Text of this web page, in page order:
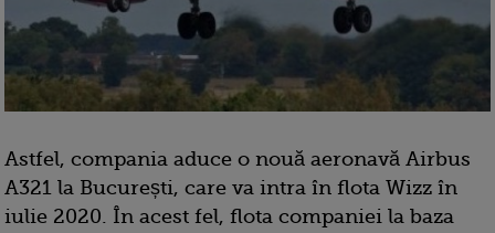
Astfel, compania aduce o nouă aeronavă Airbus
A321 la București, care va intra în flota Wizz în
iulie 2020. În acest fel, flota companiei la baza